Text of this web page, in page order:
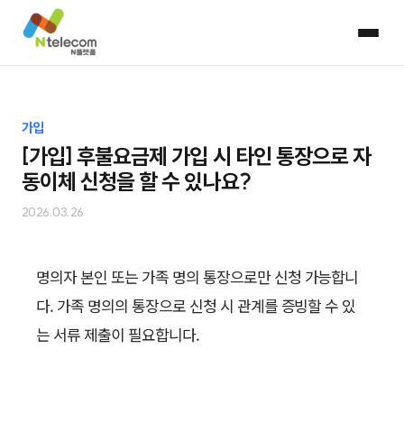
가입
[가입] 후불요금제 가입 시 타인 통장으로 자
동이체 신청을 할 수 있나요?
2026.03.26
명의자 본인 또는 가족 명의 통장으로만 신청 가능합니
다. 가족 명의의 통장으로 신청 시 관계를 증빙할 수 있
는 서류 제출이 필요합니다.